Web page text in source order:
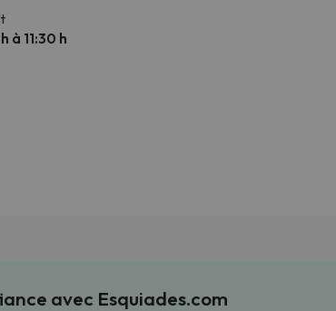
à 11:30 h
avec Esquiades.com